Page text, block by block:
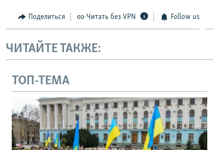
Поделиться Читать без VPN Follow us
ЧИТАЙТЕ ТАКЖЕ:
ТОП-ТЕМА